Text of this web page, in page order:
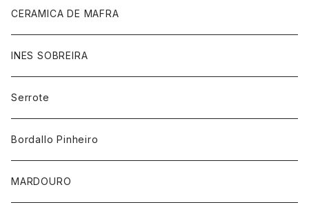
CERAMICA DE MAFRA
INES SOBREIRA
Serrote
Bordallo Pinheiro
MARDOURO